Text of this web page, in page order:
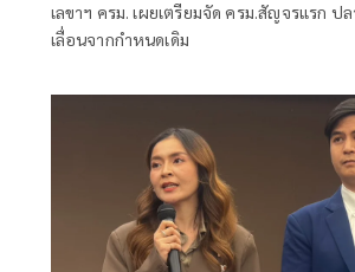
เลขาฯ ครม. เผยเตรียมจัด ครม.สัญจรแรก ป
เลื่อนจากกำหนดเดิม